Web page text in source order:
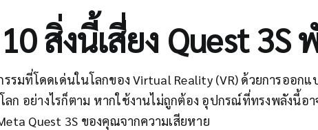
สิ่งนี้เสี่ยง Quest 3S
รมที่โดดเด่นในโลกของ Virtual Reality (VR) ด้วยการออ
ก อย่างไรก็ตาม หากใช้งานไม่ถูกต้อง อุปกรณ์ที่ทรงพลังนี้อ
Quest 3S ของคุณจากความเสียหาย